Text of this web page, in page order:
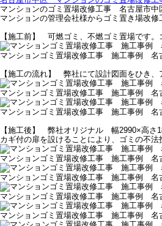
マンションのゴミ置場改修工事 名古屋市中
マンションの管理会社様からゴミ置き場改
【施工前】 可燃ゴミ、不燃ゴミ置場です。
マンションゴミ置場改修工事 施工事例 名
【施工の流れ】 弊社にて設計図面をひき、
マンションゴミ置場改修工事 施工事例 名
マンションゴミ置場改修工事 施工事例 名
【施工後】 弊社オリジナル 幅2990×高さ
カギ付の扉を設けることにより、ゴミの不
マンションゴミ置場改修工事 施工事例 名
マンションゴミ置場改修工事 施工事例 名
マンションゴミ置場改修工事 施工事例 名
マンションゴミ置場改修工事 施工事例 名